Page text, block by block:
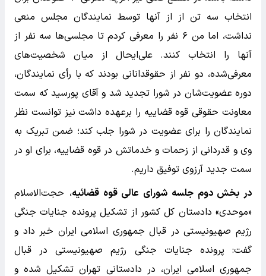
انتخاب سه تن از از آنها توسط نمایندگان مجلس منعی
نداشت، اما من ۶ نفر را معرفی کردم تا مجلسی‌ها سه نفر از
آنها را انتخاب کنند. علی‌ایحال از میان شخصیت‌های
معرفی‌شده، دو نفر از حقوقدانانی بودند که با رأی نمایندگان،
دوره عضویت‌شان در شورا تجدید شد و آقای پورسید که سمت
معاونت حقوقی قوه قضاییه را برعهده داشت نیز توانست نظر
نمایندگان را برای عضویت در شورا جلب کند؛ ضمن تبریک به
وی و قدردانی از زحمات و خدماتش در قوه قضاییه، برای او در
سمت جدید آرزوی توفیق داریم.
در بخش دوم جلسه شورای عالی قوه قضائیه، حجت‌الاسلام
«موحدی» دادستان کل کشور از تشکیل پرونده جنایات جنگی
رژیم صهیونیستی در قبال جمهوری اسلامی ایران خبر داد و
گفت: پرونده جنایات جنگی رژیم صهیونیستی در قبال
جمهوری اسلامی ایران، در دادستانی تهران تشکیل شده و